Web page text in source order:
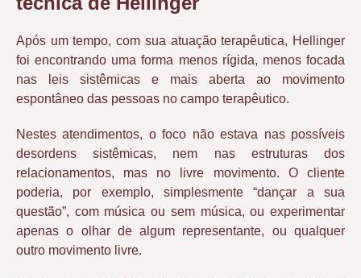
Após um tempo, com sua atuação terapêutica, Hellinger
foi encontrando uma forma menos rígida, menos focada
nas leis sistêmicas e mais aberta ao movimento
espontâneo das pessoas no campo terapêutico.
Nestes atendimentos, o foco não estava nas possíveis
desordens sistêmicas, nem nas estruturas dos
relacionamentos, mas no livre movimento. O cliente
poderia, por exemplo, simplesmente “dançar a sua
questão”, com música ou sem música, ou experimentar
apenas o olhar de algum representante, ou qualquer
outro movimento livre.